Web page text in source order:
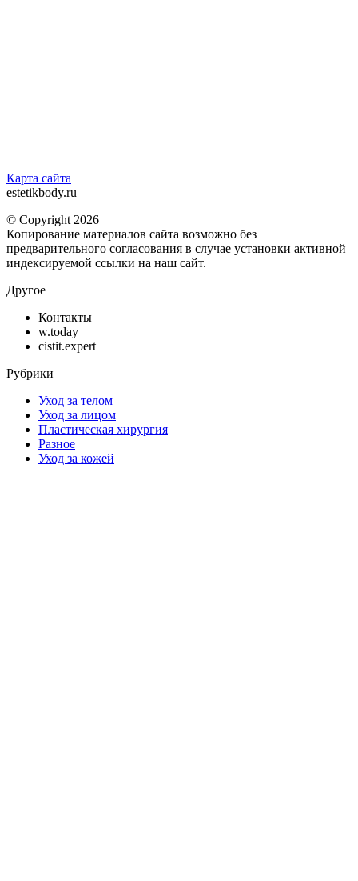
Карта сайта
estetikbody.ru
© Copyright 2026
Копирование материалов сайта возможно без
предварительного согласования в случае установки активной
индексируемой ссылки на наш сайт.
Другое
Контакты
w.today
cistit.expert
Рубрики
Уход за телом
Уход за лицом
Пластическая хирургия
Разное
Уход за кожей